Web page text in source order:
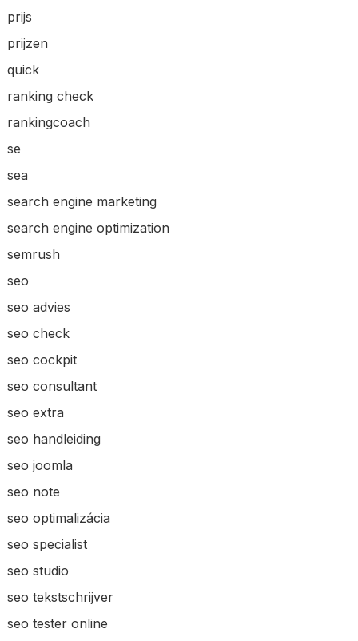
prijs
prijzen
quick
ranking check
rankingcoach
se
sea
search engine marketing
search engine optimization
semrush
seo
seo advies
seo check
seo cockpit
seo consultant
seo extra
seo handleiding
seo joomla
seo note
seo optimalizácia
seo specialist
seo studio
seo tekstschrijver
seo tester online